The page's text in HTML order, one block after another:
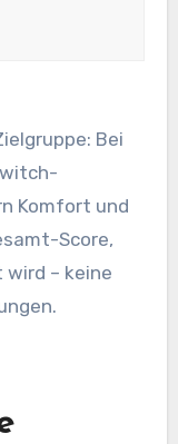
Bei
Komfort und
Score,
– keine